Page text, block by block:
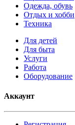
Одежда, обувь
Отдых и хобби
Техника
Для детей
Для быта
Услуги
Работа
Оборудование
Аккаунт